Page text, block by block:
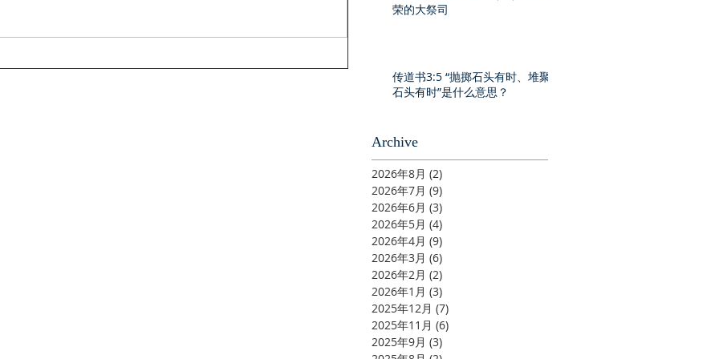
荣的大祭司
传道书3:5 “抛掷石头有时、堆聚
石头有时”是什么意思？
Archive
2026年8月 (2)
2026年7月 (9)
2026年6月 (3)
2026年5月 (4)
2026年4月 (9)
2026年3月 (6)
2026年2月 (2)
2026年1月 (3)
2025年12月 (7)
2025年11月 (6)
2025年9月 (3)